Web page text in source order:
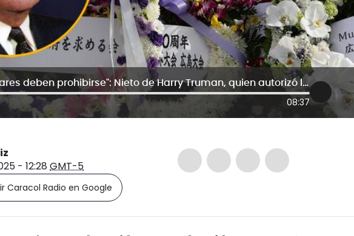
"Armas nucleares deben prohibirse": Nieto de Harry Truman, quien autorizó lanzar bomba atómica en Hiroshima
08:37
- 12:28 GMT-5
Caracol Radio en Google